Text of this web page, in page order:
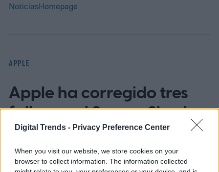
Digital Trends - Privacy Preference Center
When you visit our website, we store cookies on your
browser to collect information. The information collected
NoticiasHomepage
APPLE
Apple ha corregido tres
fallos en el Screen Sharing
de Mac